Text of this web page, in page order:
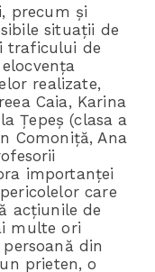
precum și
situații de
traficului de
realizate,
Caia, Karina
Țepeș (clasa a
Comoniță, Ana
importanței
care
acțiunile de
multe ori
din
prieten, o